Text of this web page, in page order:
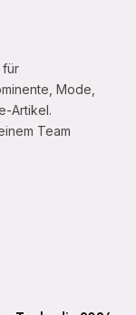
für
Mode,
Artikel.
Team